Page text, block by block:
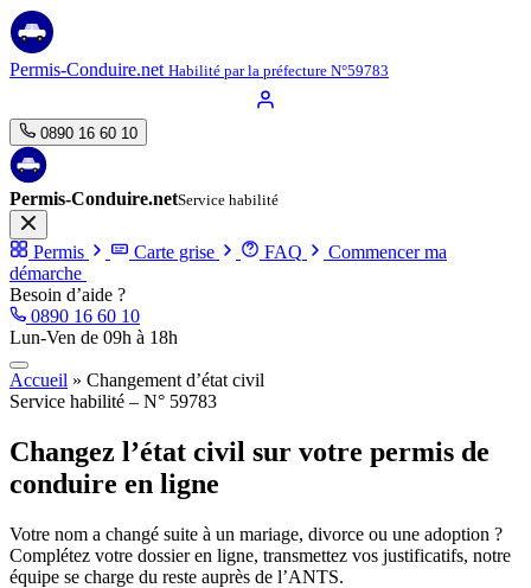
Permis-Conduire.net Habilité par la préfecture N°59783
0890 16 60 10
Permis-Conduire.netService habilité
Permis Carte grise FAQ
Commencer ma
démarche
Besoin d’aide ?
0890 16 60 10
Lun-Ven de 09h à 18h
Accueil » Changement d’état civil
Service habilité – N° 59783
Changez l’état civil sur votre permis de
conduire en ligne
Votre nom a changé suite à un mariage, divorce ou une adoption ?
Complétez votre dossier en ligne, transmettez vos justificatifs, notre
équipe se charge du reste auprès de l’ANTS.